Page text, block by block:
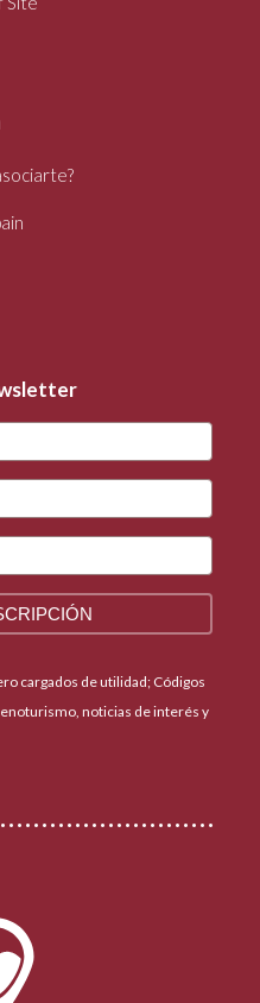
cargados de utilidad; Códigos
noticias de interés y